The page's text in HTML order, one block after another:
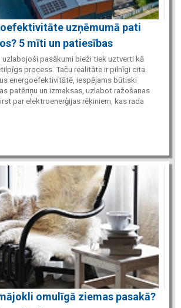
uzņēmumā pati
5 mīti un patiesības
pasākumi bieži tiek uztverti kā
process. Taču realitāte ir pilnīgi cita.
energoefektivitātē, iespējams būtiski
patēriņu un izmaksas, uzlabot ražošanas
par elektroenerģijas rēķiniem, kas rada
omulīgā ziemas pasakā?